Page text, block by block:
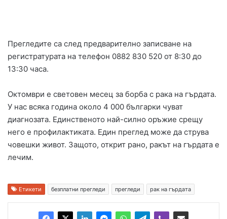
Прегледите са след предварително записване на
регистратурата на телефон 0882 830 520 от 8:30 до
13:30 часа.
Октомври е световен месец за борба с рака на гърдата.
У нас всяка година около 4 000 българки чуват
диагнозата. Eдинственото най-силно оръжие срещу
него е профилактиката. Един преглед може да струва
човешки живот. Защото, открит рано, ракът на гърдата е
лечим.
Етикети безплатни прегледи прегледи рак на гърдата